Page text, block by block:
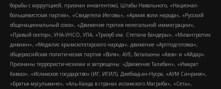
борьбы с коррупцией, признан иноагентом), Штабы Навального, «Национал-
большевистская партия», «Свидетели Иеговы», «Армия воли народа», «Русский
общенациональный союз», «Движение против нелегальной иммиграции»,
«Правый сектор», УНА-УНСО, УПА, «Тризуб им. Степана Бандеры», «Мизантропик
дивижн», «Меджлис крымскотатарского народа», движение «Артподготовка»,
общероссийская политическая партия «Воля», АУЕ, батальоны «Азов» и «Айдар».
Признаны террористическими и запрещены: «Движение Талибан», «Имарат
Кавказ», «Исламское государство» (ИГ, ИГИЛ), Джебхад-ан-Нусра, «АУМ Синрике»,
«Братья-мусульмане», «Аль-Каида в странах исламского Магриба», «Сеть»,